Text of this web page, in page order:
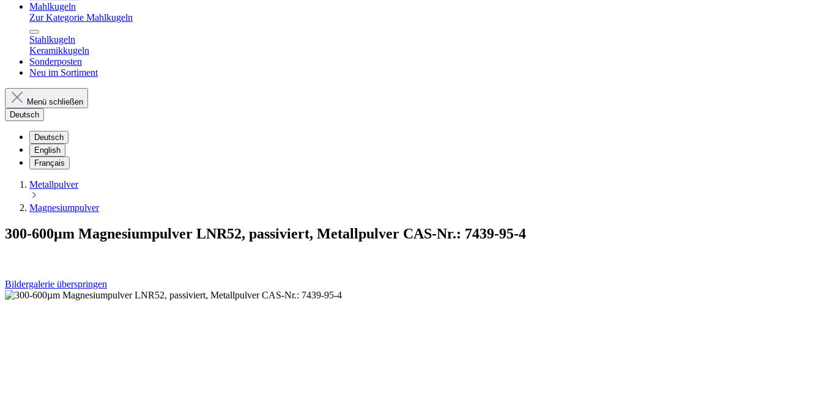
Mahlkugeln
Zur Kategorie Mahlkugeln
Stahlkugeln
Keramikkugeln
Sonderposten
Neu im Sortiment
Menü schließen
Deutsch
Deutsch
English
Français
Metallpulver
Magnesiumpulver
300-600µm Magnesiumpulver LNR52, passiviert, Metallpulver CAS-Nr.: 7439-95-4
Bildergalerie überspringen